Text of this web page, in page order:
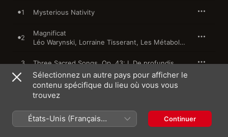
1 Mysterious Nativity
2
Magnificat
Léo Warynski, Lorraine Tisserant, Les Métaboles
3 Three Sacred Songs, Op. 43: I. De profundis
Three Sacred Songs, Op. 43: II. Miserere
5 Three Sacred Songs, Op. 43: III. Pater noster
Sélectionnez un autre pays pour afficher le
contenu spécifique du lieu où vous vous
trouvez
États-Unis (Français
France)
Continuer